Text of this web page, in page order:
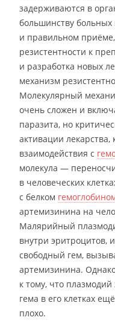
задерживаются в
большинству
и правильном
резистентности к
и разработка новых
механизм
Молекулярный
очень сложен и
паразита, но
активации лекарства,
взаимодействия с
молекула —
в человеческих
с белком
артемизинина на
Малярийный
внутри эритроцитов,
свободный гем,
артемизинина.
к тому, что
гема в его клетках
плохо.